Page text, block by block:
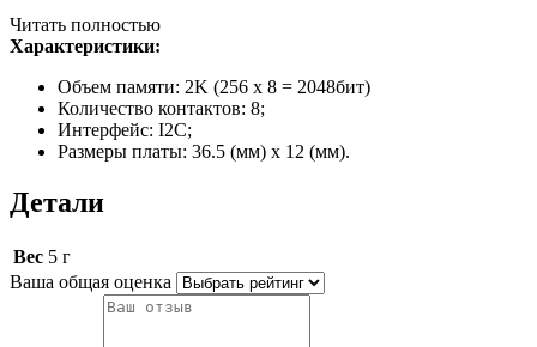
Читать полностью
Характеристики:
Объем памяти: 2K (256 x 8 = 2048бит)
Количество контактов: 8;
Интерфейс: I2C;
Размеры платы: 36.5 (мм) x 12 (мм).
Детали
Вес 5 г
Ваша общая оценка